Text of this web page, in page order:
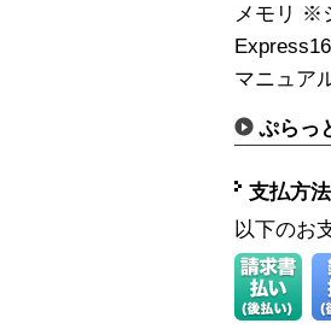
メモリ ※
マニュア
ぷらっ
支払方
以下のお